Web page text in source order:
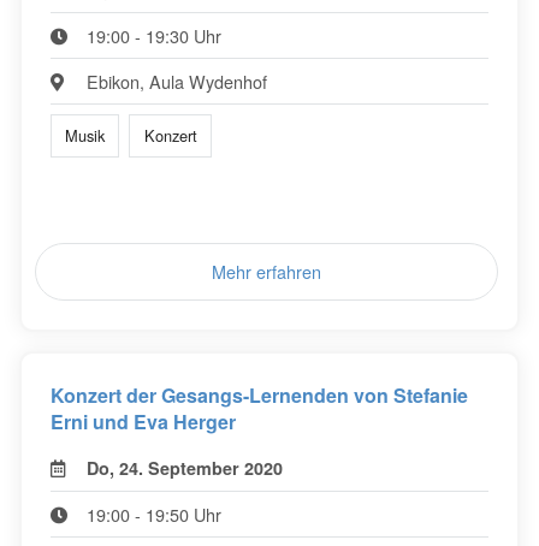
19:00 - 19:30 Uhr
Ebikon, Aula Wydenhof
Musik Konzert
Mehr erfahren
Konzert der Gesangs-Lernenden von Stefanie
Erni und Eva Herger
Do, 24. September 2020
19:00 - 19:50 Uhr